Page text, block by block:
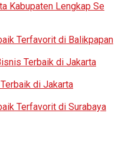
Kabupaten Lengkap Se
Terfavorit di Balikpapan
Terbaik di Jakarta
di Jakarta
Terfavorit di Surabaya